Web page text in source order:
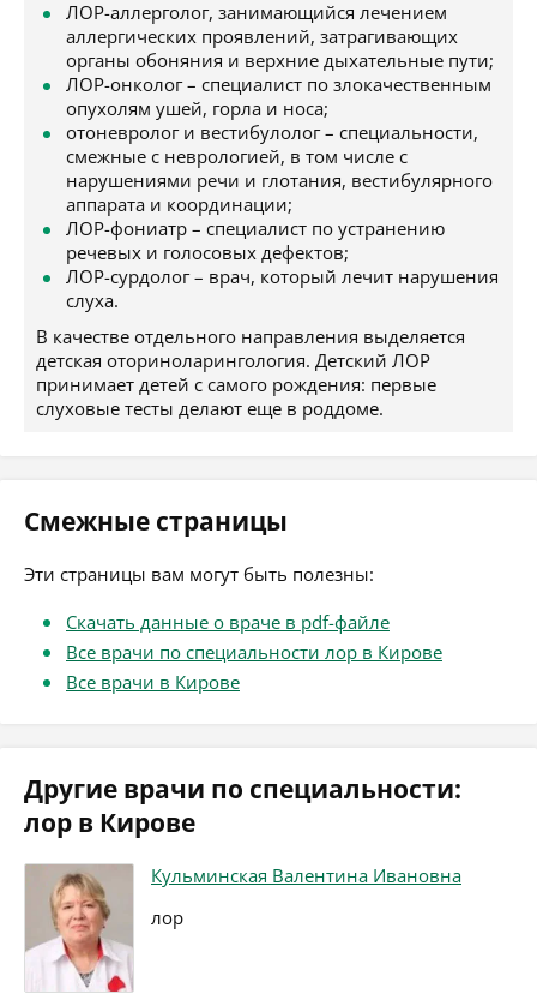
ЛОР-аллерголог, занимающийся лечением
аллергических проявлений, затрагивающих
органы обоняния и верхние дыхательные пути;
ЛОР-онколог – специалист по злокачественным
опухолям ушей, горла и носа;
отоневролог и вестибулолог – специальности,
смежные с неврологией, в том числе с
нарушениями речи и глотания, вестибулярного
аппарата и координации;
ЛОР-фониатр – специалист по устранению
речевых и голосовых дефектов;
ЛОР-сурдолог – врач, который лечит нарушения
слуха.
В качестве отдельного направления выделяется
детская оториноларингология. Детский ЛОР
принимает детей с самого рождения: первые
слуховые тесты делают еще в роддоме.
Смежные страницы
Эти страницы вам могут быть полезны:
Скачать данные о враче в pdf-файле
Все врачи по специальности лор в Кирове
Все врачи в Кирове
Другие врачи по специальности:
лор в Кирове
Кульминская Валентина Ивановна
лор